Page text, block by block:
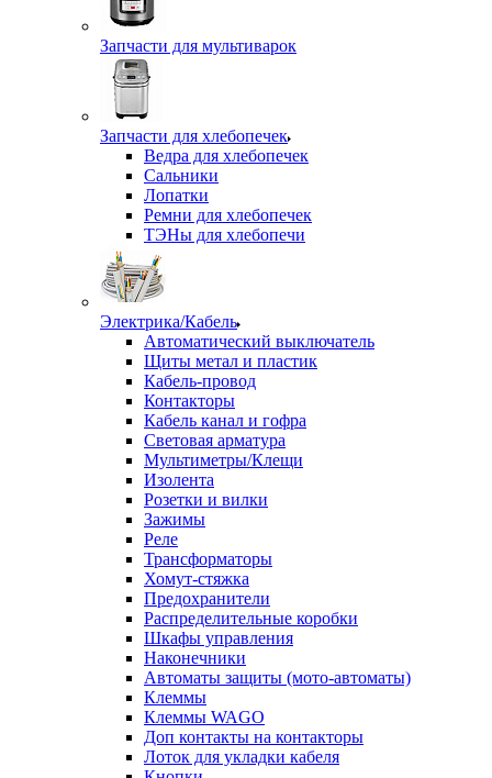
Запчасти для мультиварок
Запчасти для хлебопечек
Ведра для хлебопечек
Сальники
Лопатки
Ремни для хлебопечек
ТЭНы для хлебопечи
Электрика/Кабель
Автоматический выключатель
Щиты метал и пластик
Кабель-провод
Контакторы
Кабель канал и гофра
Световая арматура
Мультиметры/Клещи
Изолента
Розетки и вилки
Зажимы
Реле
Трансформаторы
Хомут-стяжка
Предохранители
Распределительные коробки
Шкафы управления
Наконечники
Автоматы защиты (мото-автоматы)
Клеммы
Клеммы WAGO
Доп контакты на контакторы
Лоток для укладки кабеля